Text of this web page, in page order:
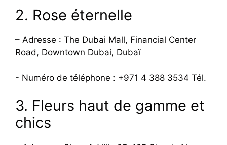
2. Rose éternelle
– Adresse : The Dubai Mall, Financial Center
Road, Downtown Dubai, Dubaï
- Numéro de téléphone : +971 4 388 3534 Tél.
3. Fleurs haut de gamme et
chics